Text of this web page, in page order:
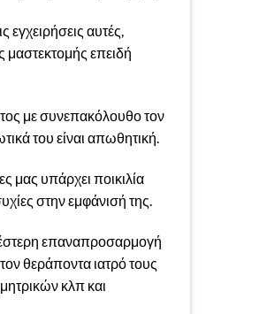
εγχειρήσεις αυτές,
μαστεκτομής επειδή
με συνεπακόλουθο τον
του είναι απωθητική.
μας υπάρχει ποικιλία
στην εμφάνισή της.
επαναπροσαρμογή
θεράποντα ιατρό τους
κλπ και